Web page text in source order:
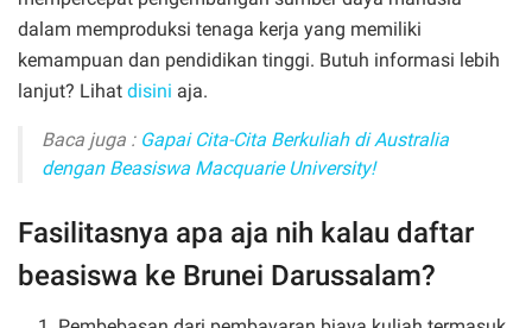
dalam memproduksi tenaga kerja yang memiliki
kemampuan dan pendidikan tinggi. Butuh informasi lebih
lanjut? Lihat disini aja.
Baca juga : Gapai Cita-Cita Berkuliah di Australia
dengan Beasiswa Macquarie University!
Fasilitasnya apa aja nih kalau daftar
beasiswa ke Brunei Darussalam?